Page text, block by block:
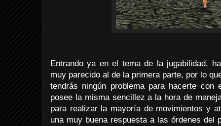
Entrando ya en el tema de la jugabilidad,
muy parecido al de la primera parte, por lo
tendrás ningún problema para hacerte
posee la misma sencillez a la hora de
para realizar la mayoría de movimientos y
una muy buena respuesta a las órdenes del